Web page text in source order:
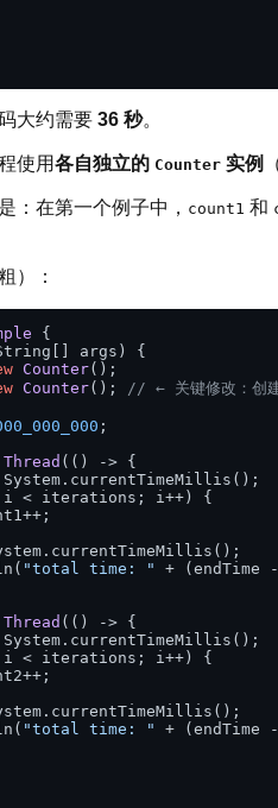
大约需要 36 秒。
使用各自独立的 Counter 实例
：在第一个例子中， count1 和
）：
{
args)
{
Counter();
Counter(); // ← 关键修改：创建
;
Thread (() -> {
System.currentTimeMillis();
< iterations; i++) {
"total time: "
+ (endTime
Thread (() -> {
System.currentTimeMillis();
< iterations; i++) {
"total time: "
+ (endTime